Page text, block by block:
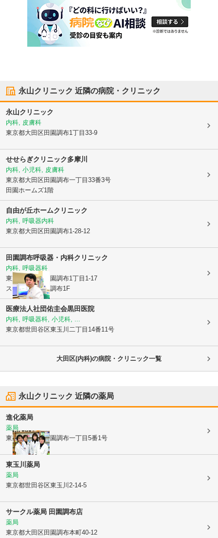
永山クリニック 近隣の病院・クリニック
永山クリニック
内科, 皮膚科
東京都大田区田園調布1丁目33-9
せせらぎクリニック多摩川
内科, 小児科, 皮膚科
東京都大田区田園調布一丁目33番3号
田園ホームズ1階
自由が丘ホームクリニック
内科, 呼吸器内科
東京都大田区田園調布1-28-12
田園調布呼吸器・内科クリニック
内科, 呼吸器科
東京都大田区 田園調布1丁目1-17
ステラート田園調布1F
医療法人社団佑圭会黒田医院
内科, 呼吸器科, 小児科, ...
東京都世田谷区東玉川二丁目14番11号
大田区(内科)の病院・クリニック一覧
永山クリニック 近隣の薬局
進化薬局
薬局
東京都大田区田園調布一丁目5番1号
東玉川薬局
薬局
東京都世田谷区東玉川2-14-5
サークル薬局 田園調布店
薬局
東京都大田区田園調布本町40-12